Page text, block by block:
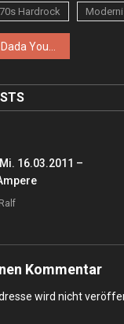
Hardrock
– Berlin, Schokoladen
16.03.2011 –
Ralf
Kommentar
wird nicht